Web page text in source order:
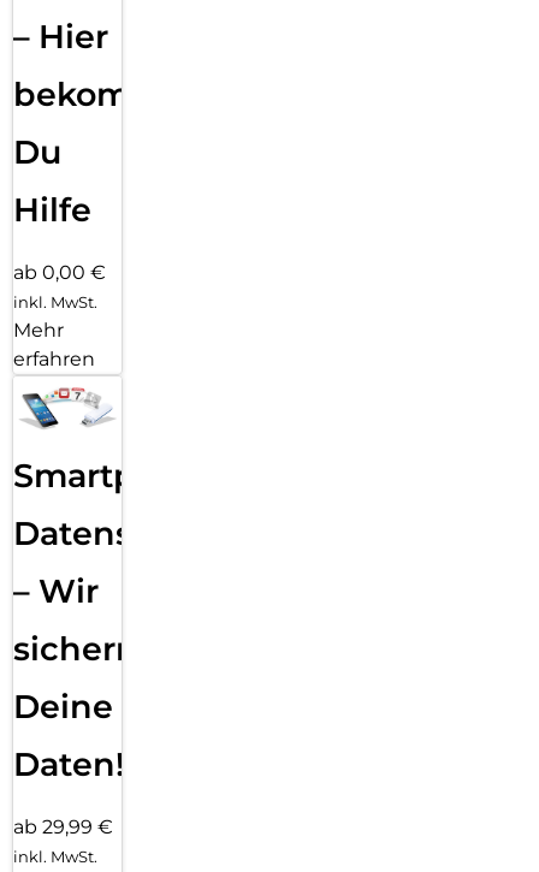
– Hier
bekommst
Du
Hilfe
ab 0,00 €
inkl. MwSt.
Mehr
erfahren
Smartphone
Datensicherung
– Wir
sichern
Deine
Daten!
ab 29,99 €
inkl. MwSt.